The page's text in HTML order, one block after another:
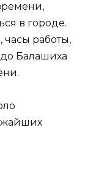
в городе.
часы работы,
до Балашиха